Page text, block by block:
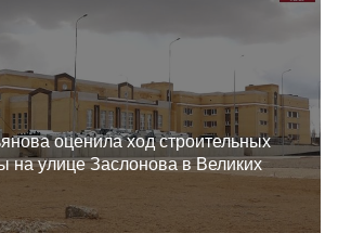
оценила ход строительных
на улице Заслонова в Великих